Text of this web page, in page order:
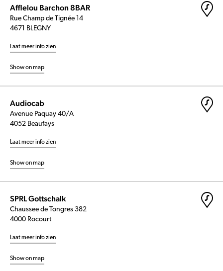
Afflelou Barchon 8BAR
Rue Champ de Tignée 14
4671 BLEGNY
Laat meer info zien
Show on map
Audiocab
Avenue Paquay 40/A
4052 Beaufays
Laat meer info zien
Show on map
SPRL Gottschalk
Chaussee de Tongres 382
4000 Rocourt
Laat meer info zien
Show on map